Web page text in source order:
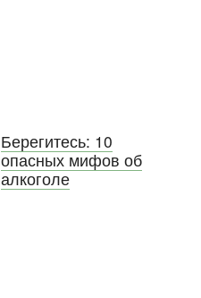
Берегитесь: 10
опасных мифов об
алкоголе